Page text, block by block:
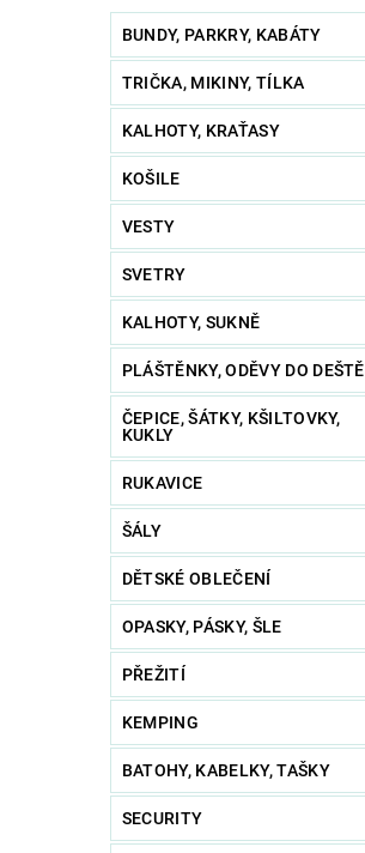
BUNDY, PARKRY, KABÁTY
TRIČKA, MIKINY, TÍLKA
KALHOTY, KRAŤASY
KOŠILE
VESTY
SVETRY
KALHOTY, SUKNĚ
PLÁŠTĚNKY, ODĚVY DO DEŠTĚ
ČEPICE, ŠÁTKY, KŠILTOVKY,
KUKLY
RUKAVICE
ŠÁLY
DĚTSKÉ OBLEČENÍ
OPASKY, PÁSKY, ŠLE
PŘEŽITÍ
KEMPING
BATOHY, KABELKY, TAŠKY
SECURITY